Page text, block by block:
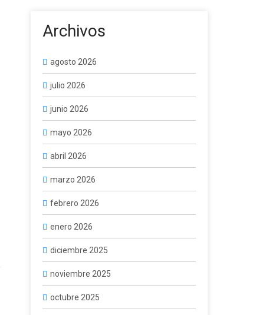
Archivos
agosto 2026
julio 2026
junio 2026
mayo 2026
abril 2026
marzo 2026
febrero 2026
enero 2026
diciembre 2025
noviembre 2025
octubre 2025